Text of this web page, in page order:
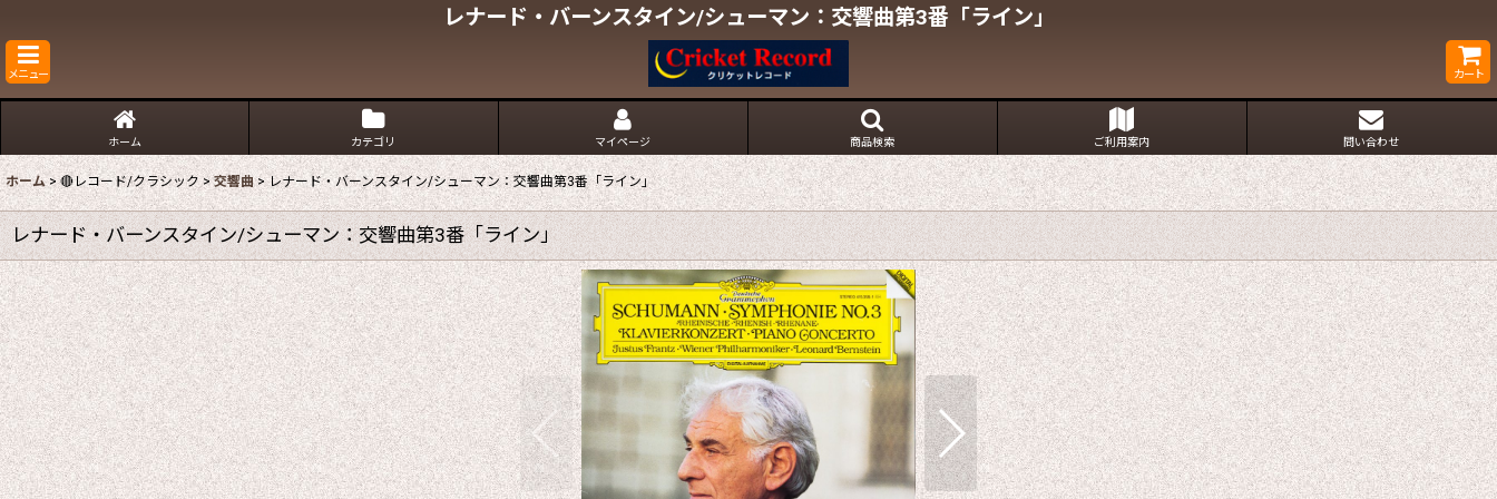
レナード・バーンスタイン/シューマン：交響曲第3番「ライン」
メニュー カート
ホーム カテゴリ マイページ 商品検索 ご利用案内 問い合わせ
ホーム > 🔴レコード/クラシック > 交響曲 > レナード・バーンスタイン/シューマン：交響曲第3番「ライン」
レナード・バーンスタイン/シューマン：交響曲第3番「ライン」